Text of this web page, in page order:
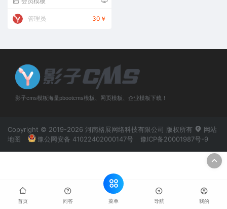
管理员 30￥
影子cms模板海量pbootcms模板、网页模板、企业模板下载！
Copyright © 2019-2026 河南格展网络科技有限公司 版权所有
网站
地图
豫公网安备 41022402000147号 豫ICP备20001987号-9
首页 问答 菜单 导航 我的